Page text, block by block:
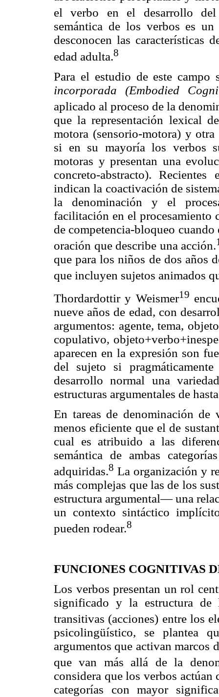
el verbo en el desarrollo del
semántica de los verbos es
desconocen las características
edad adulta.8
Para el estudio de este
incorporada (Embodied
aplicado al proceso de la
que la representación lexical
motora (sensorio-motora) y
si en su mayoría los verbos
motoras y presentan una
concreto-abstracto).
indican la coactivación de
la denominación y el
facilitación en el procesamiento
de competencia-bloqueo
oración que describe una acción.
que para los niños de dos años
que incluyen sujetos animados
Thordardottir y Weismer19
nueve años de edad, con
argumentos: agente, tema,
copulativo,
aparecen en la expresión son
del sujeto si
desarrollo normal una
estructuras argumentales de
En tareas de denominación de
menos eficiente que el de
cual es atribuido a las
semántica de ambas
adquiridas.8 La organización y
más complejas que las de los
estructura argumental— una
un contexto sintáctico
pueden rodear.8
FUNCIONES COGNITIVAS
Los verbos presentan un rol
significado y la estructura de
transitivas (acciones) entre los
psicolingüístico, se plantea
argumentos que activan marcos
que van más allá de la
considera que los verbos
categorías con mayor